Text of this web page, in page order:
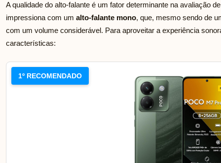
A qualidade do alto-falante é um fator determinante na avaliação
impressiona com um alto-falante mono, que, mesmo sendo de
com um volume considerável. Para aproveitar a experiência
características:
1º RECOMENDADO